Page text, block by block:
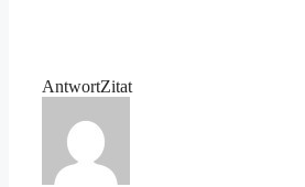
AntwortZitat